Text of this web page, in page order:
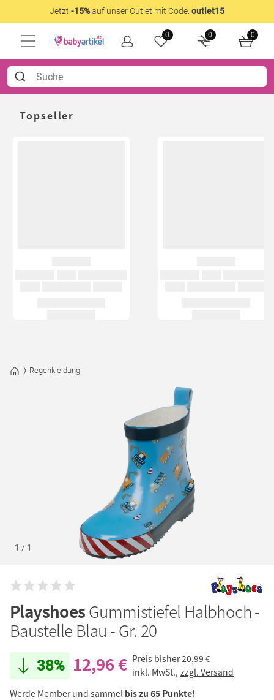
Jetzt -15%auf unser Outlet mit Code: outlet15
0 0 0
Topseller
Regenkleidung
1 / 1
PlayshoesGummistiefel Halbhoch -
Baustelle Blau - Gr. 20
38% 12,96 € Preis bisher20,99 €
inkl. MwSt., zzgl. Versand
Werde Member und sammel bis zu 65 Punkte!